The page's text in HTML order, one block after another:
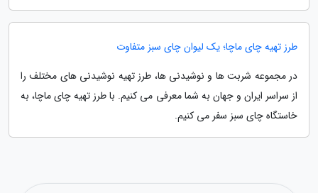
طرز تهیه چای ماچا؛ یک لیوان چای سبز متفاوت
در مجموعه شربت ها و نوشیدنی ها، طرز تهیه نوشیدنی های مختلف را
از سراسر ایران و جهان به شما معرفی می کنیم. با طرز تهیه چای ماچا، به
خاستگاه چای سبز سفر می کنیم.